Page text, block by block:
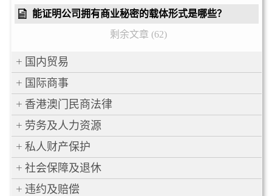
能证明公司拥有商业秘密的载体形式是哪些？
剩余文章 (62)
国内贸易
国际商事
香港澳门民商法律
劳务及人力资源
私人财产保护
社会保障及退休
违约及赔偿